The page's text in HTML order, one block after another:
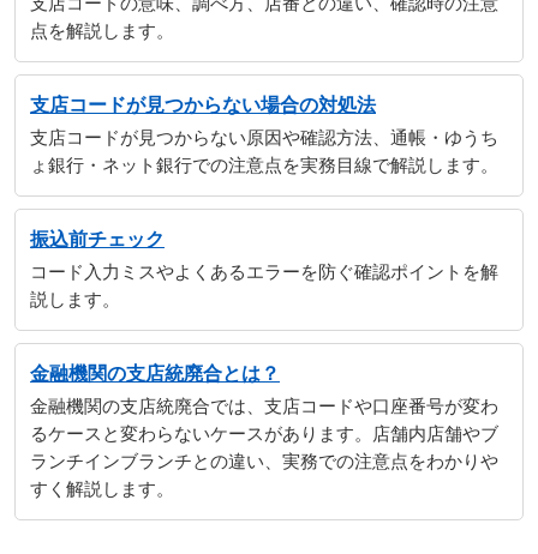
点を解説します。
支店コードが見つからない場合の対処法
支店コードが見つからない原因や確認方法、通帳・ゆうち
ょ銀行・ネット銀行での注意点を実務目線で解説します。
振込前チェック
コード入力ミスやよくあるエラーを防ぐ確認ポイントを解
説します。
金融機関の支店統廃合とは？
金融機関の支店統廃合では、支店コードや口座番号が変わ
るケースと変わらないケースがあります。店舗内店舗やブ
ランチインブランチとの違い、実務での注意点をわかりや
すく解説します。